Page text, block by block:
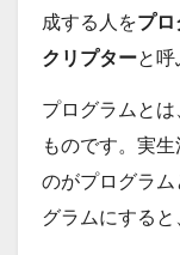
成する人をプ
クリプターと呼
プログラムと
ものです。実
のがプログラ
グラムにすると